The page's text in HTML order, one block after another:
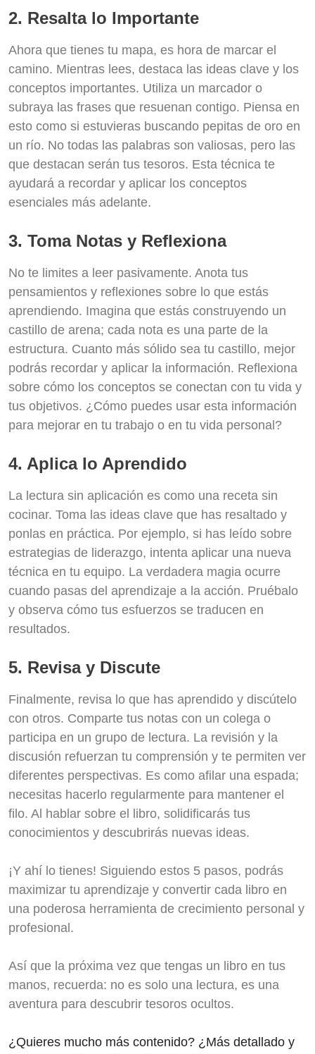
2. Resalta lo Importante
Ahora que tienes tu mapa, es hora de marcar el
camino. Mientras lees, destaca las ideas clave y los
conceptos importantes. Utiliza un marcador o
subraya las frases que resuenan contigo. Piensa en
esto como si estuvieras buscando pepitas de oro en
un río. No todas las palabras son valiosas, pero las
que destacan serán tus tesoros. Esta técnica te
ayudará a recordar y aplicar los conceptos
esenciales más adelante.
3. Toma Notas y Reflexiona
No te limites a leer pasivamente. Anota tus
pensamientos y reflexiones sobre lo que estás
aprendiendo. Imagina que estás construyendo un
castillo de arena; cada nota es una parte de la
estructura. Cuanto más sólido sea tu castillo, mejor
podrás recordar y aplicar la información. Reflexiona
sobre cómo los conceptos se conectan con tu vida y
tus objetivos. ¿Cómo puedes usar esta información
para mejorar en tu trabajo o en tu vida personal?
4. Aplica lo Aprendido
La lectura sin aplicación es como una receta sin
cocinar. Toma las ideas clave que has resaltado y
ponlas en práctica. Por ejemplo, si has leído sobre
estrategias de liderazgo, intenta aplicar una nueva
técnica en tu equipo. La verdadera magia ocurre
cuando pasas del aprendizaje a la acción. Pruébalo
y observa cómo tus esfuerzos se traducen en
resultados.
5. Revisa y Discute
Finalmente, revisa lo que has aprendido y discútelo
con otros. Comparte tus notas con un colega o
participa en un grupo de lectura. La revisión y la
discusión refuerzan tu comprensión y te permiten ver
diferentes perspectivas. Es como afilar una espada;
necesitas hacerlo regularmente para mantener el
filo. Al hablar sobre el libro, solidificarás tus
conocimientos y descubrirás nuevas ideas.
¡Y ahí lo tienes! Siguiendo estos 5 pasos, podrás
maximizar tu aprendizaje y convertir cada libro en
una poderosa herramienta de crecimiento personal y
profesional.
Así que la próxima vez que tengas un libro en tus
manos, recuerda: no es solo una lectura, es una
aventura para descubrir tesoros ocultos.
¿Quieres mucho más contenido? ¿Más detallado y